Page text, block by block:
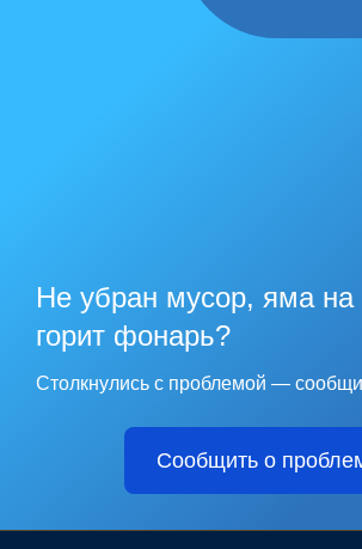
Не убран мусор, яма на
горит фонарь?
Столкнулись с проблемой —
Сообщить о